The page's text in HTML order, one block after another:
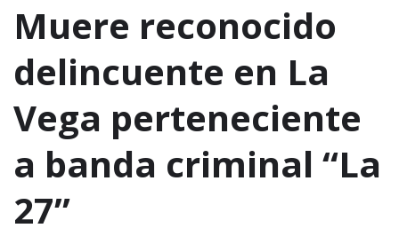
Muere reconocido
delincuente en La
Vega perteneciente
a banda criminal “La
27”